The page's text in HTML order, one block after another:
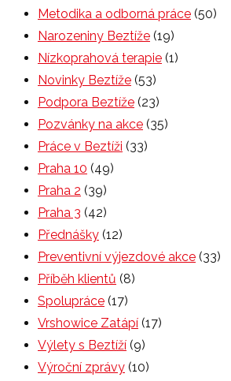
Metodika a odborná práce (50)
Narozeniny Beztíže (19)
Nízkoprahová terapie (1)
Novinky Beztíže (53)
Podpora Beztíže (23)
Pozvánky na akce (35)
Práce v Beztíži (33)
Praha 10 (49)
Praha 2 (39)
Praha 3 (42)
Přednášky (12)
Preventivní výjezdové akce (33)
Příběh klientů (8)
Spolupráce (17)
Vrshowice Zatápí (17)
Výlety s Beztíží (9)
Výroční zprávy (10)